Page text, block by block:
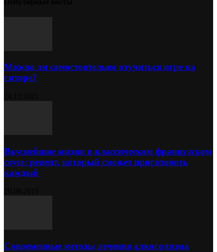
Можно ли самостоятельно отучиться игре на
гитаре?
Вкуснейшие мидии в классическом французском
соусе: рецепт, который сможет приготовить
каждый
Современные методы лечения алкоголизма